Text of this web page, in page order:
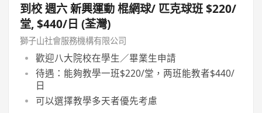
到校 週六 新興運動 棍網球/ 匹克球班 $220/
堂, $440/日 (荃灣)
獅子山社會服務機構有限公司
歡迎八大院校在學生／畢業生申請
待遇：能夠教學一班$220/堂，两班能教者$440/
日
可以選擇教學多天者優先考慮